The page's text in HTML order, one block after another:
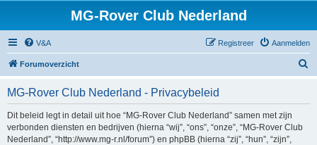
MG-Rover Club Nederland
V&A Aanmelden
Registreer
Forumoverzicht
MG-Rover Club Nederland - Privacybeleid
Dit beleid legt in detail uit hoe “MG-Rover Club Nederland” samen met zijn
verbonden diensten en bedrijven (hierna “wij”, “ons”, “onze”, “MG-Rover Club
Nederland”, “http://www.mg-r.nl/forum”) en phpBB (hierna “zij”, “hun”, “zijn”,